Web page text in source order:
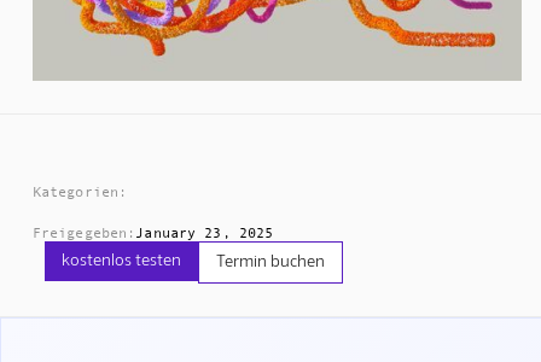
Kategorien:
Freigegeben: January 23, 2025
kostenlos testen Termin buchen